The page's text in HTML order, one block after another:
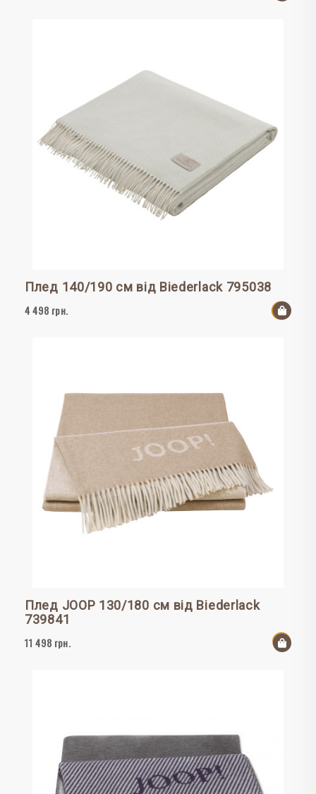
Плед 140/190 см від Biederlack 795038
4 498 грн.
До
Плед JOOP 130/180 см від Biederlack
739841
11 498 грн.
До